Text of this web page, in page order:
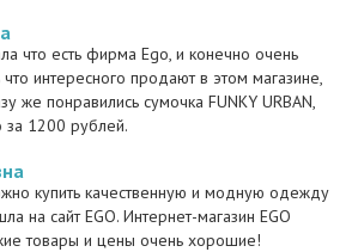
открыты
магазина
и
могут
что-то для
что есть фирма Ego, и конечно очень
что интересного продают в этом магазине,
же понравились сумочка FUNKY URBAN,
за 1200 рублей.
купить качественную и модную одежду
на сайт EGO. Интернет-магазин EGO
товары и цены очень хорошие!